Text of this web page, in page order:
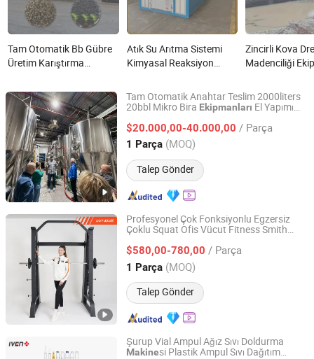
Tam Otomatik Bb Gübre
Üretim Karıştırma
Karıştırma Granülleri
Karıştırma Ekipmanı
nedir?
Atık Su Arıtma Sistemi
Kimyasal Reaksiyon
Su Arıtma Ekipmanı
Makinesi Tavuk Çiftliği
Zincirli Kova
Madenciliği
nedir?
Tam Otomatik Anahtar Teslim 2000liters
20bbl Mikro Bira Ekipmanları El Yapımı
$20.000,00-40.000,00 / Parça
1 Parça (MOQ)
Talep Gönder
Shandong Zeyu Process Solution Ltd.
Shandong, China Fiyat 2020
Profesyonel Çok Fonksiyonlu Egzersiz
Çoklu Squat Ofis Vücut Fitness Smith
$580,00-780,00 / Parça
1 Parça (MOQ)
Talep Gönder
All Universe Fitness Technology (Qingdao) Co., Ltd.
Shandong, China Fiyat 2022
Şurup Vial Ampul Ağız Sıvı Doldurma
Makinesi Plastik Ampul Sıvı Dağıtım